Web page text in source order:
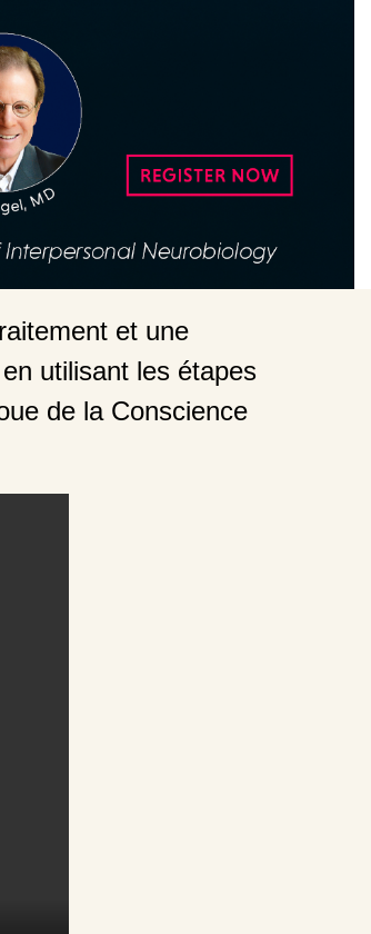
et une
utilisant les étapes
de la Conscience